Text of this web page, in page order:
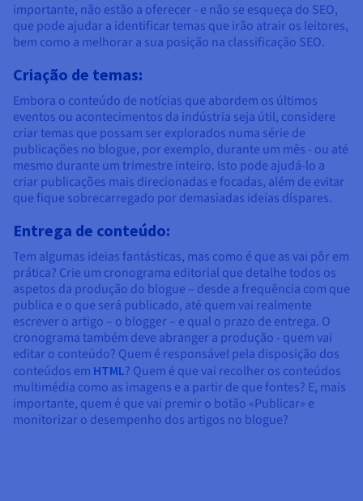
importante, não estão a oferecer - e não se esqueça do SEO,
que pode ajudar a identificar temas que irão atrair os leitores,
bem como a melhorar a sua posição na classificação SEO.
Criação de temas:
Embora o conteúdo de notícias que abordem os últimos
eventos ou acontecimentos da indústria seja útil, considere
criar temas que possam ser explorados numa série de
publicações no blogue, por exemplo, durante um mês - ou até
mesmo durante um trimestre inteiro. Isto pode ajudá-lo a
criar publicações mais direcionadas e focadas, além de evitar
que fique sobrecarregado por demasiadas ideias díspares.
Entrega de conteúdo:
Tem algumas ideias fantásticas, mas como é que as vai pôr em
prática? Crie um cronograma editorial que detalhe todos os
aspetos da produção do blogue – desde a frequência com que
publica e o que será publicado, até quem vai realmente
escrever o artigo – o blogger – e qual o prazo de entrega. O
cronograma também deve abranger a produção - quem vai
editar o conteúdo? Quem é responsável pela disposição dos
conteúdos em HTML? Quem é que vai recolher os conteúdos
multimédia como as imagens e a partir de que fontes? E, mais
importante, quem é que vai premir o botão «Publicar» e
monitorizar o desempenho dos artigos no blogue?